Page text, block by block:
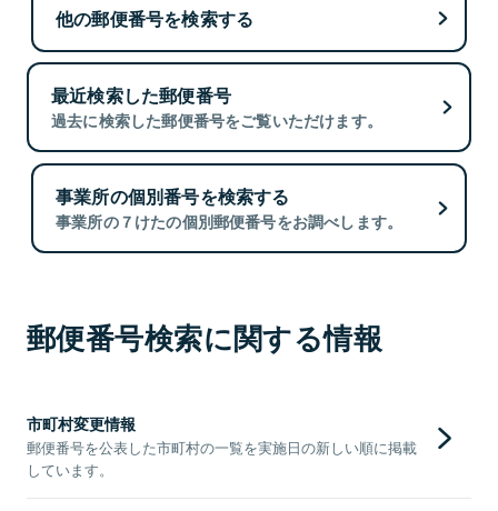
他の郵便番号を検索する
最近検索した郵便番号
過去に検索した郵便番号をご覧いただけます。
事業所の個別番号を検索する
事業所の７けたの個別郵便番号をお調べします。
郵便番号検索に関する情報
市町村変更情報
郵便番号を公表した市町村の一覧を実施日の新しい順に掲載
しています。